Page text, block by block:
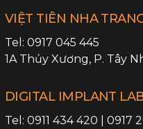
VIỆT TIÊN NHA
Tel: 0917 045 445
1A Thủy Xương, P. Tây
DIGITAL IMPLANT
Tel: 0911 434 420 0917